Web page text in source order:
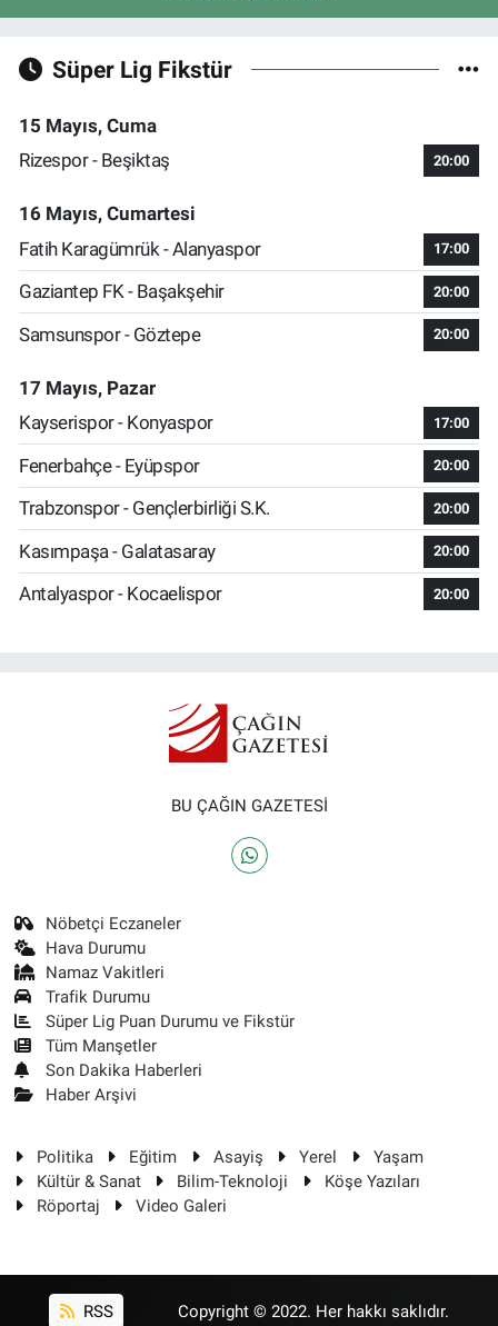
Süper Lig Fikstür
15 Mayıs, Cuma
Rizespor - Beşiktaş
20:00
16 Mayıs, Cumartesi
Fatih Karagümrük - Alanyaspor
17:00
Gaziantep FK - Başakşehir 20:00
Samsunspor - Göztepe 20:00
17 Mayıs, Pazar
Kayserispor - Konyaspor
17:00
Fenerbahçe - Eyüpspor 20:00
Trabzonspor - Gençlerbirliği S.K. 20:00
Kasımpaşa - Galatasaray 20:00
Antalyaspor - Kocaelispor 20:00
BU ÇAĞIN GAZETESİ
Nöbetçi Eczaneler
Hava Durumu
Namaz Vakitleri
Trafik Durumu
Süper Lig Puan Durumu ve Fikstür
Tüm Manşetler
Son Dakika Haberleri
Haber Arşivi
Politika Eğitim Asayiş Yerel
Yaşam
Kültür & Sanat
Bilim-Teknoloji
Köşe Yazıları
Röportaj
Video Galeri
RSS Copyright © 2022. Her hakkı saklıdır.